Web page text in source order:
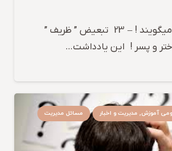
عکسها سخن میگویند ! – 23 تبعیض ” ظریف ”
و پسر ! این یادداشت…
آموزش, مدیریت و اخبار مسائل مدیریت